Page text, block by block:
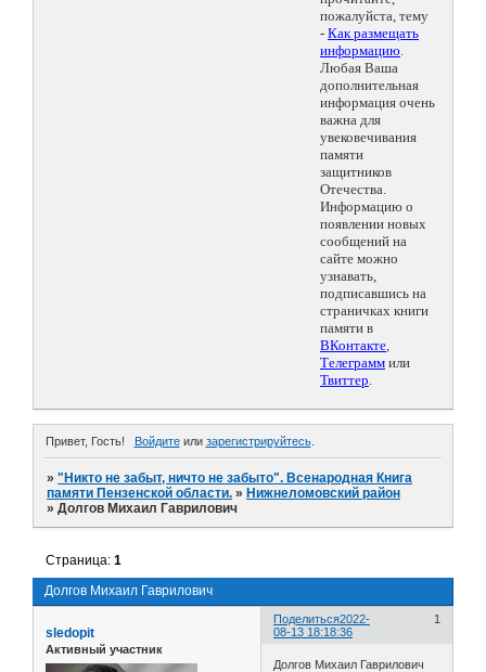
пожалуйста, тему
- Как размещать
информацию.
Любая Ваша
дополнительная
информация очень
важна для
увековечивания
памяти
защитников
Отечества.
Информацию о
появлении новых
сообщений на
сайте можно
узнавать,
подписавшись на
страничках книги
памяти в
ВКонтакте,
Телеграмм или
Твиттер.
Привет, Гость! Войдитеили зарегистрируйтесь.
»"Никто не забыт, ничто не забыто". Всенародная Книга
памяти Пензенской области. » Нижнеломовский район
»Долгов Михаил Гаврилович
Долгов Михаил Гаврилович
Страница:1
Поделиться 1
2022-
08-13 18:18:36
sledopit
Активный участник
Долгов Михаил Гаврилович